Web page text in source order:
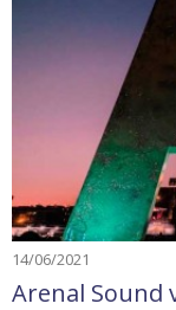
14/06/2021
Arenal Sound